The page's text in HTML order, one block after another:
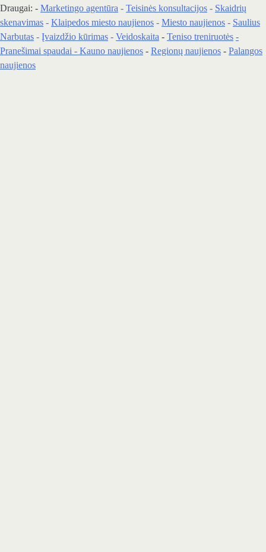
Draugai: - Marketingo agentūra - Teisinės konsultacijos - Skaidrių
skenavimas - Klaipedos miesto naujienos - Miesto naujienos - Saulius
Narbutas - Įvaizdžio kūrimas - Veidoskaita - Teniso treniruotės -
Pranešimai spaudai - Kauno naujienos - Regionų naujienos - Palangos
naujienos